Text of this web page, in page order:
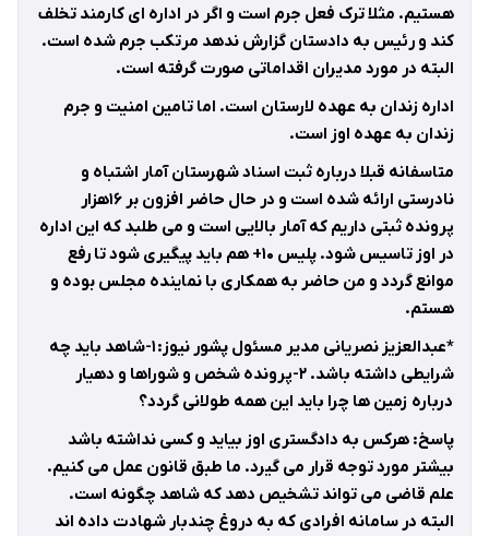
هستیم. مثلا ترک فعل جرم است و اگر در اداره ای کارمند تخلف
کند و رئیس به دادستان گزارش ندهد مرتکب جرم شده است.
البته در مورد مدیران اقداماتی صورت گرفته است.
اداره زندان به عهده لارستان است. اما تامین امنیت و جرم
زندان به عهده اوز است.
متاسفانه قبلا درباره ثبت اسناد شهرستان آمار اشتباه و
نادرستی ارائه شده است و در حال حاضر افزون بر ۱۶هزار
پرونده ثبتی داریم که آمار بالایی است و می طلبد که این اداره
در اوز تاسیس شود. پلیس ۱۰+ هم باید پیگیری شود تا رفع
موانع گردد و من حاضر به همکاری با نماینده مجلس بوده و
هستم.
*عبدالعزیز نصریانی مدیر مسئول پشور نیوز: ۱-شاهد باید چه
شرایطی داشته باشد. ۲-پرونده شخص و شوراها و دهیار
درباره زمین ها چرا باید این همه طولانی گردد؟
پاسخ: هرکس به دادگستری اوز بیاید و کسی نداشته باشد
بیشتر مورد توجه قرار می گیرد. ما طبق قانون عمل می کنیم.
علم قاضی می تواند تشخیص دهد که شاهد چگونه است.
البته در سامانه افرادی که به دروغ چندبار شهادت داده اند